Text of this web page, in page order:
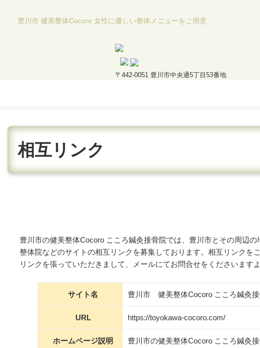
豊川市 健美整体Cocoro 女性に優しい整体メニューをご用意
〒442-0051 豊川市中央通5丁目53番地
相互リンク
豊川市の健美整体Cocoro こころ鍼灸接骨院では、豊川市とその周辺の
整体院などのサイトの相互リンクを募集しております。相互リンクを
リンクを張っていただきまして、メールにてお問合せをくださいます
サイト名 豊川市 健美整体Cocoro こころ鍼灸
URL https://toyokawa-cocoro.com/
ホームページ説明
豊川市の健美整体Cocoro こころ鍼灸